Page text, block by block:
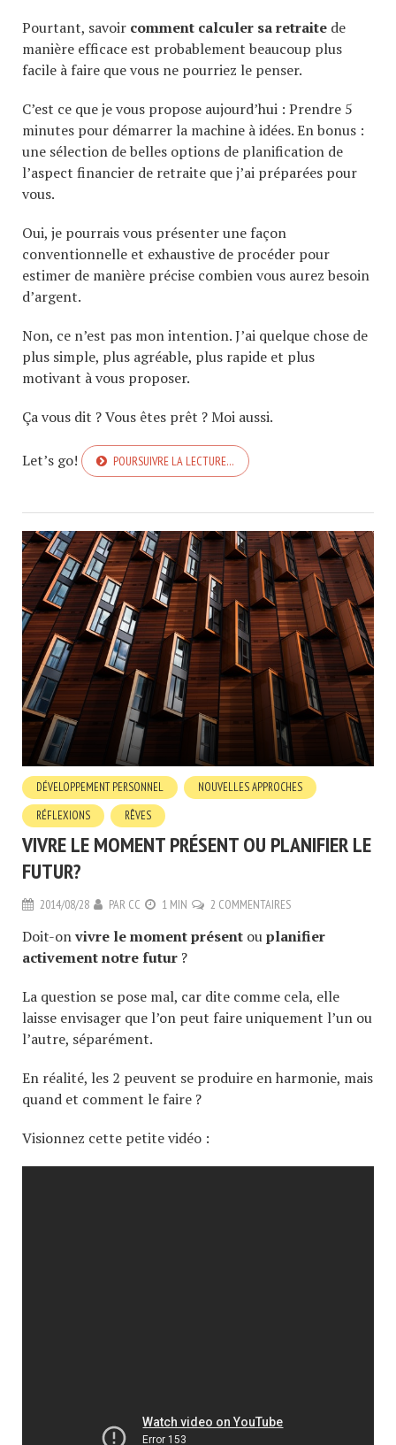
Pourtant, savoir comment calculer sa retraite de
manière efficace est probablement beaucoup plus
facile à faire que vous ne pourriez le penser.
C’est ce que je vous propose aujourd’hui : Prendre 5
minutes pour démarrer la machine à idées. En bonus :
une sélection de belles options de planification de
l’aspect financier de retraite que j’ai préparées pour
vous.
Oui, je pourrais vous présenter une façon
conventionnelle et exhaustive de procéder pour
estimer de manière précise combien vous aurez besoin
d’argent.
Non, ce n’est pas mon intention. J’ai quelque chose de
plus simple, plus agréable, plus rapide et plus
motivant à vous proposer.
Ça vous dit ? Vous êtes prêt ? Moi aussi.
Let’s go! POURSUIVRE LA LECTURE…
DÉVELOPPEMENT PERSONNEL
NOUVELLES APPROCHES
RÉFLEXIONS
RÊVES
VIVRE LE MOMENT PRÉSENT OU PLANIFIER LE
FUTUR?
2014/08/28 PAR CC 1 MIN 2 COMMENTAIRES
Doit-onvivre le moment présent ouplanifier
activement notre futur ?
La question se pose mal, car dite comme cela, elle
laisse envisager que l’on peut faire uniquement l’un ou
l’autre, séparément.
En réalité, les 2 peuvent se produire en harmonie, mais
quand et comment le faire ?
Visionnez cette petite vidéo :